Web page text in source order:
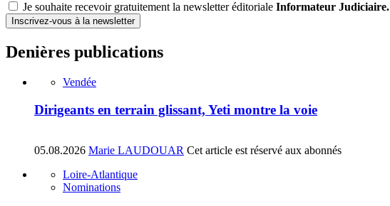
Je souhaite recevoir gratuitement la newsletter éditoriale Informateur Judiciaire.
Inscrivez-vous à la newsletter
Denières publications
Vendée
Dirigeants en terrain glissant, Yeti montre la voie
05.08.2026 Marie LAUDOUAR Cet article est réservé aux abonnés
Loire-Atlantique
Nominations